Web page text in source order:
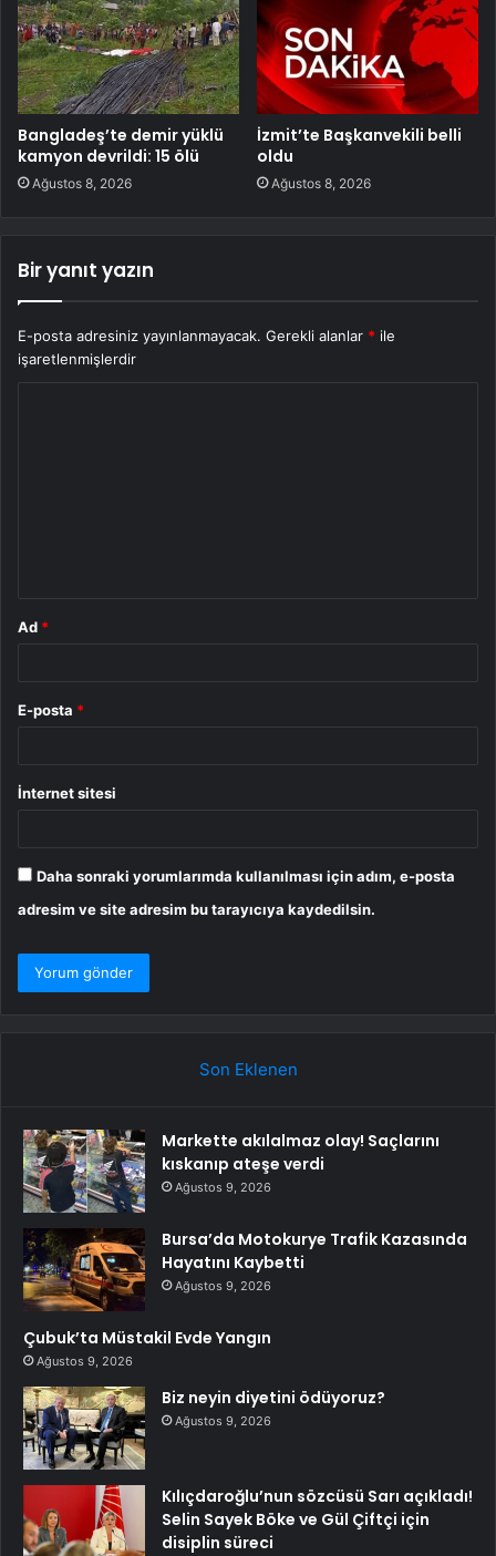
Bangladeş’te demir yüklü
kamyon devrildi: 15 ölü
Ağustos 8, 2026
İzmit’te Başkanvekili belli
oldu
Ağustos 8, 2026
Bir yanıt yazın
E-posta adresiniz yayınlanmayacak. Gerekli alanlar * ile
işaretlenmişlerdir
Ad *
E-posta *
İnternet sitesi
Daha sonraki yorumlarımda kullanılması için adım, e-posta
adresim ve site adresim bu tarayıcıya kaydedilsin.
Son Eklenen
Markette akılalmaz olay! Saçlarını
kıskanıp ateşe verdi
Ağustos 9, 2026
Bursa’da Motokurye Trafik Kazasında
Hayatını Kaybetti
Ağustos 9, 2026
Çubuk’ta Müstakil Evde Yangın
Ağustos 9, 2026
Biz neyin diyetini ödüyoruz?
Ağustos 9, 2026
Kılıçdaroğlu’nun sözcüsü Sarı açıkladı!
Selin Sayek Böke ve Gül Çiftçi için
disiplin süreci